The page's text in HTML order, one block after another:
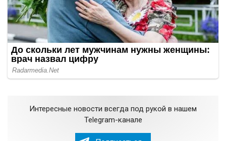
Интересные новости всегда под рукой в нашем
Telegram-канале